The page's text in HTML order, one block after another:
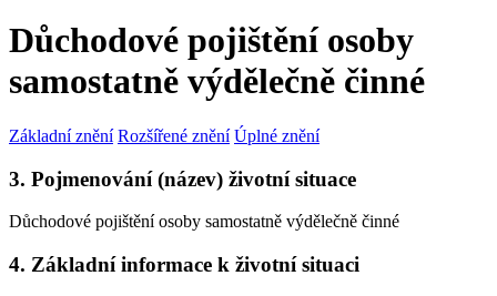
Důchodové pojištění osoby
samostatně výdělečně činné
Základní znění Rozšířené znění Úplné znění
3. Pojmenování (název) životní situace
Důchodové pojištění osoby samostatně výdělečně činné
4. Základní informace k životní situaci